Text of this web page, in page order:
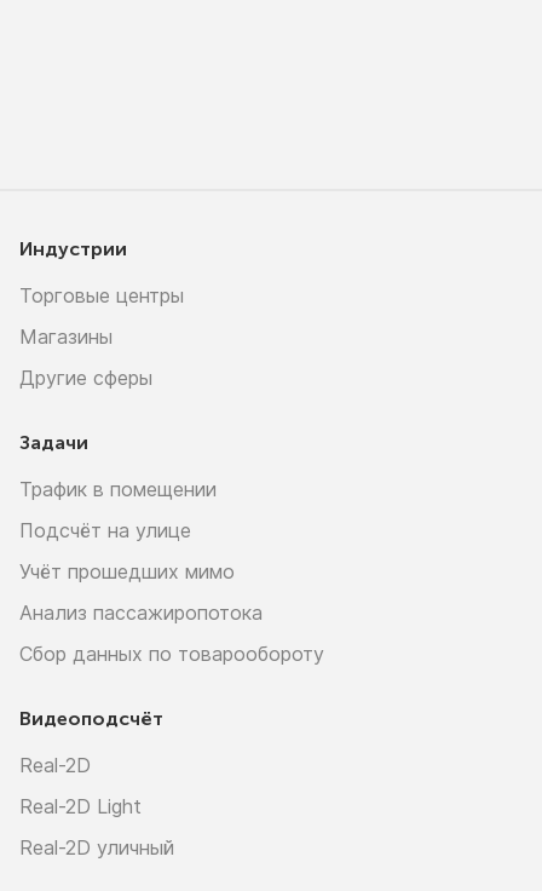
Индустрии
Торговые центры
Магазины
Другие сферы
Задачи
Трафик в помещении
Подсчёт на улице
Учёт прошедших мимо
Анализ пассажиропотока
Сбор данных по товарообороту
Видеоподсчёт
Real-2D
Real-2D Light
Real-2D уличный